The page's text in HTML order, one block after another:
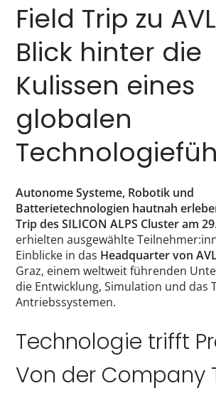
Field Trip zu
Blick hinter die
Kulissen eines
globalen
Autonome Systeme, Robotik und
Batterietechnologien hautnah
Trip des SILICON ALPS Cluster am
erhielten ausgewählte
Einblicke in das Headquarter von
Graz, einem weltweit führenden
die Entwicklung, Simulation und das
Antriebssystemen.
Technologie trifft
Von der Company